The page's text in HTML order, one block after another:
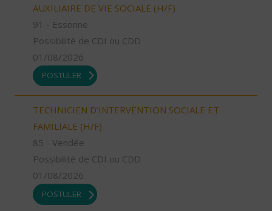
AUXILIAIRE DE VIE SOCIALE (H/F)
91 - Essonne
Possibilité de CDI ou CDD
01/08/2026
POSTULER
TECHNICIEN D’INTERVENTION SOCIALE ET
FAMILIALE (H/F)
85 - Vendée
Possibilité de CDI ou CDD
01/08/2026
POSTULER